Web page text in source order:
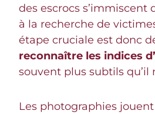
des escrocs s’immiscent
à la recherche de
étape cruciale est donc
reconnaître les indices
souvent plus subtils qu’il
Les photographies